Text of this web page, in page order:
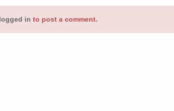
logged in to post a comment.